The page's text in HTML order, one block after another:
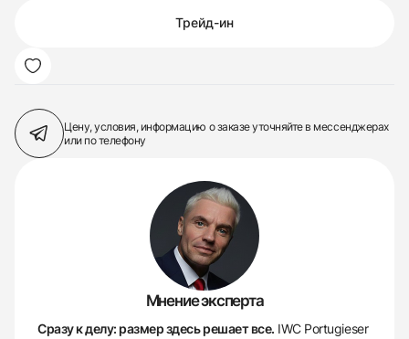
Трейд-ин
Цену, условия, информацию о заказеуточняйте в мессенджерах
или по телефону
Мнение эксперта
Сразу к делу: размер здесь решает все. IWC Portugieser